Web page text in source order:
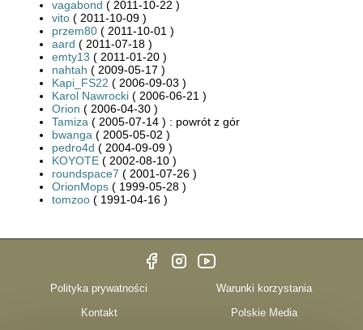
vagabond ( 2011-10-22 )
vito ( 2011-10-09 )
przem80 ( 2011-10-01 )
aard ( 2011-07-18 )
emty13 ( 2011-01-20 )
nahtah ( 2009-05-17 )
Kapi_FS22 ( 2006-09-03 )
Karol Nawrocki ( 2006-06-21 )
Orion ( 2006-04-30 )
Tamiza ( 2005-07-14 ) : powrót z gór
bwanga ( 2005-05-02 )
pedro4d ( 2004-09-09 )
KOYOTE ( 2002-08-10 )
roundspace7 ( 2001-07-26 )
OrionMops ( 1999-05-28 )
tomzoo ( 1991-04-16 )
Polityka prywatności
Warunki korzystania
Kontakt
Polskie Media